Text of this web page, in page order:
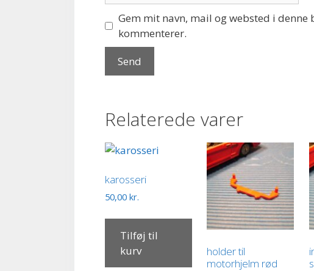
Gem mit navn, mail og websted i
kommenterer.
Relaterede varer
karosseri
50,00 kr.
Tilføj til
kurv
holder til
motorhjelm rød